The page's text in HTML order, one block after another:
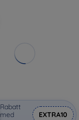
Rabatt
med
EXTRA10